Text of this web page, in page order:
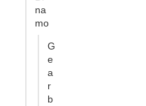
na
mo
G
e
a
r
b